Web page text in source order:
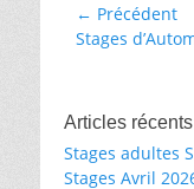
Navigation
de
← Précédent
Article
Stages
Articles récents
Stages adultes
Stages Avril